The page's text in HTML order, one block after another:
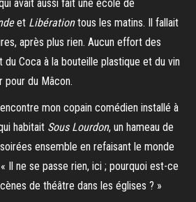
avait aussi fait une école de
et Libérationtous les matins. Il fallait
après plus rien. Aucun effort des
du Coca à la bouteille plastique et du vin
pour du Mâcon.
mon copain comédien installé à
habitait Sous Lourdon, un hameau de
ensemble en refaisant le monde
Il ne se passe rien, ici ; pourquoi est-ce
de théâtre dans les églises ? »